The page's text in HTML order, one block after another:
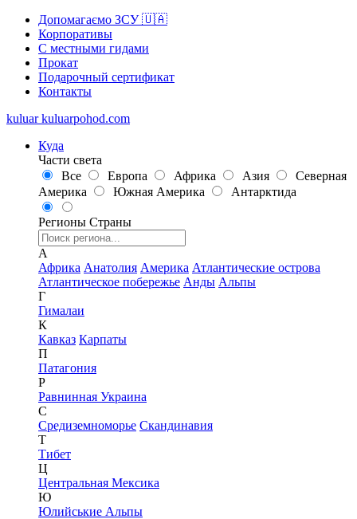
Допомагаємо ЗСУ 🇺🇦
Корпоративы
С местными гидами
Прокат
Подарочный сертификат
Контакты
kuluar kuluarpohod.com
Куда
Части света
Все
Европа Африка Азия
Северная
Америка
Южная Америка Антарктида
Регионы Страны
А
Африка Анатолия Америка Атлантические острова
Атлантическое побережье Анды Альпы
Г
Гималаи
К
Кавказ Карпаты
П
Патагония
Р
Равнинная Украина
С
Средиземноморье Скандинавия
Т
Тибет
Ц
Центральная Мексика
Ю
Юлийськие Альпы